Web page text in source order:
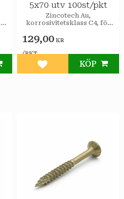
5x70 utv 100st/pkt
Zincotech Au,
korrosivitetsklass C4, för
129,00 KR
/PKT
Lägg till i favoriter
KÖP